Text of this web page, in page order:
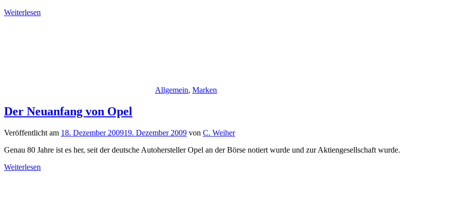
Weiterlesen
Allgemein, Marken
Der Neuanfang von Opel
Veröffentlicht am 18. Dezember 200919. Dezember 2009 von C. Weiher
Genau 80 Jahre ist es her, seit der deutsche Autohersteller Opel an der Börse notiert wurde und zur Aktiengesellschaft wurde.
Weiterlesen